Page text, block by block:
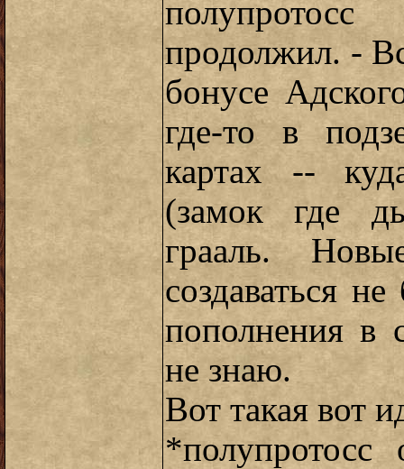
продолжил. -
бонусе
где-то в
картах --
(замок где
грааль.
создаваться
пополнения в
не знаю.
Вот такая вот
*полупротосс